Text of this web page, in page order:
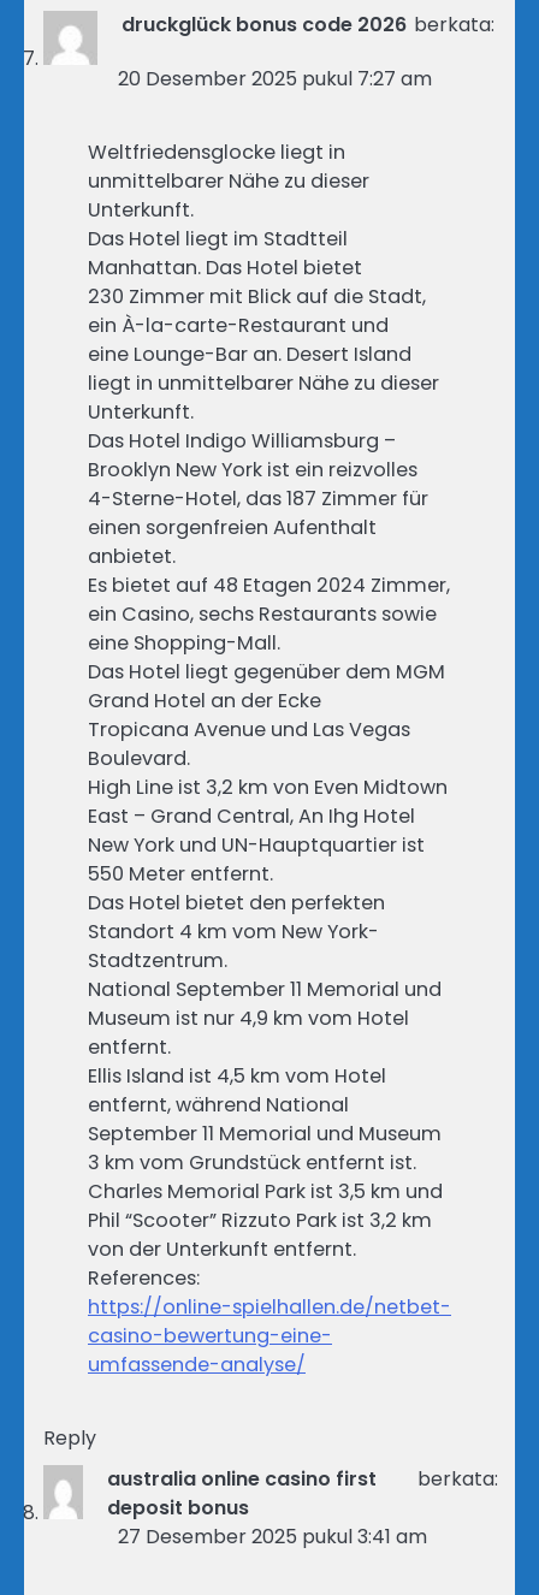
druckglück bonus code 2026 berkata:
20 Desember 2025 pukul 7:27 am
Weltfriedensglocke liegt in
unmittelbarer Nähe zu dieser
Unterkunft.
Das Hotel liegt im Stadtteil
Manhattan. Das Hotel bietet
230 Zimmer mit Blick auf die Stadt,
ein À-la-carte-Restaurant und
eine Lounge-Bar an. Desert Island
liegt in unmittelbarer Nähe zu dieser
Unterkunft.
Das Hotel Indigo Williamsburg –
Brooklyn New York ist ein reizvolles
4-Sterne-Hotel, das 187 Zimmer für
einen sorgenfreien Aufenthalt
anbietet.
Es bietet auf 48 Etagen 2024 Zimmer,
ein Casino, sechs Restaurants sowie
eine Shopping-Mall.
Das Hotel liegt gegenüber dem MGM
Grand Hotel an der Ecke
Tropicana Avenue und Las Vegas
Boulevard.
High Line ist 3,2 km von Even Midtown
East – Grand Central, An Ihg Hotel
New York und UN-Hauptquartier ist
550 Meter entfernt.
Das Hotel bietet den perfekten
Standort 4 km vom New York-
Stadtzentrum.
National September 11 Memorial und
Museum ist nur 4,9 km vom Hotel
entfernt.
Ellis Island ist 4,5 km vom Hotel
entfernt, während National
September 11 Memorial und Museum
3 km vom Grundstück entfernt ist.
Charles Memorial Park ist 3,5 km und
Phil “Scooter” Rizzuto Park ist 3,2 km
von der Unterkunft entfernt.
References:
https://online-spielhallen.de/netbet-
casino-bewertung-eine-
umfassende-analyse/
Reply
australia online casino first
deposit bonus
berkata:
27 Desember 2025 pukul 3:41 am